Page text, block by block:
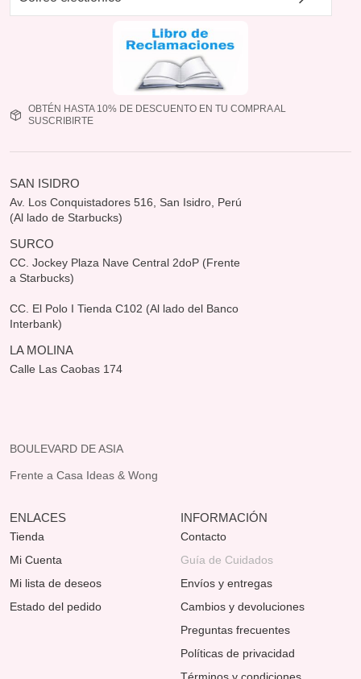
OBTÉN HASTA 10% DE DESCUENTO EN TU COMPRA AL
SUSCRIBIRTE
SAN ISIDRO
Av. Los Conquistadores 516, San Isidro, Perú
(Al lado de Starbucks)
SURCO
CC. Jockey Plaza Nave Central 2doP (Frente
a Starbucks)
CC. El Polo I Tienda C102 (Al lado del Banco
Interbank)
LA MOLINA
Calle Las Caobas 174
BOULEVARD DE ASIA
Frente a Casa Ideas & Wong
ENLACES
Tienda
Mi Cuenta
Mi lista de deseos
Estado del pedido
INFORMACIÓN
Contacto
Guía de Cuidados
Envíos y entregas
Cambios y devoluciones
Preguntas frecuentes
Políticas de privacidad